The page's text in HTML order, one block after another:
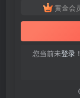
黄金会
您当前未登录